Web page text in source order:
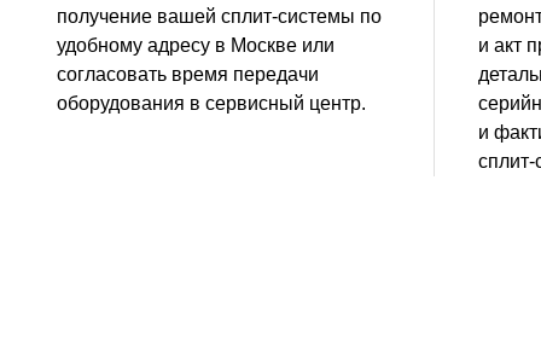
получение вашей сплит-системы по
удобному адресу в Москве или
согласовать время передачи
оборудования в сервисный центр.
и акт
и